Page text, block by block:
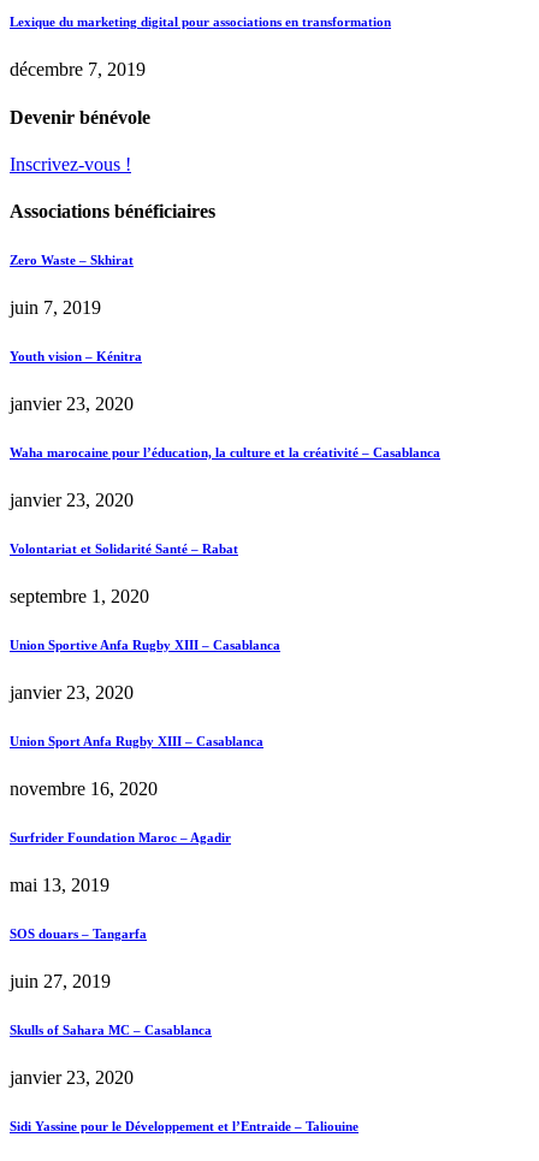
Lexique du marketing digital pour associations en transformation
décembre 7, 2019
Devenir bénévole
Inscrivez-vous !
Associations bénéficiaires
Zero Waste – Skhirat
juin 7, 2019
Youth vision – Kénitra
janvier 23, 2020
Waha marocaine pour l’éducation, la culture et la créativité – Casablanca
janvier 23, 2020
Volontariat et Solidarité Santé – Rabat
septembre 1, 2020
Union Sportive Anfa Rugby XIII – Casablanca
janvier 23, 2020
Union Sport Anfa Rugby XIII – Casablanca
novembre 16, 2020
Surfrider Foundation Maroc – Agadir
mai 13, 2019
SOS douars – Tangarfa
juin 27, 2019
Skulls of Sahara MC – Casablanca
janvier 23, 2020
Sidi Yassine pour le Développement et l’Entraide – Taliouine